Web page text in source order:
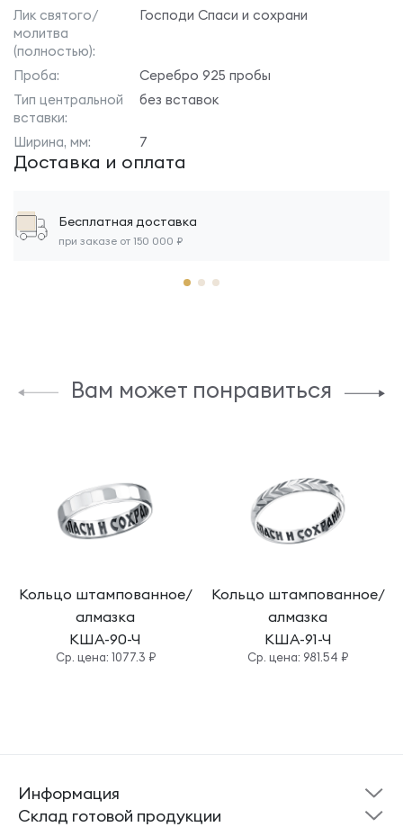
Лик святого/
молитва
(полностью):
Господи Спаси и сохрани
Проба:
Серебро 925 пробы
Тип центральной
вставки:
без вставок
Ширина, мм: 7
Доставка и оплата
Бесплатная доставка
при заказе от 150 000 ₽
Вам может понравиться
Кольцо штампованное/
алмазка
КША-90-Ч
Cр. цена: 1077.3 ₽
Кольцо штампованное/
алмазка
КША-91-Ч
Cр. цена: 981.54 ₽
Информация
Склад готовой
продукции
Помощь
Cклад готовой продукции
Кресты Ложки